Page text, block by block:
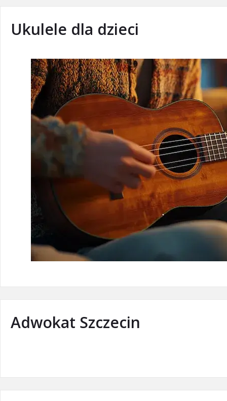
Ukulele dla dzieci
Adwokat Szczecin